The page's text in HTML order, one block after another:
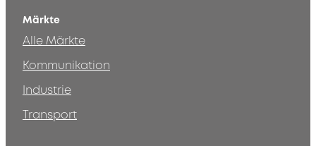
Märkte
Alle Märkte
Kommunikation
Industrie
Transport